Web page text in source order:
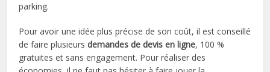
parking.
Pour avoir une idée plus précise de son coût, il est conseillé
de faire plusieursdemandes de devis en ligne, 100 %
gratuites et sans engagement. Pour réaliser des